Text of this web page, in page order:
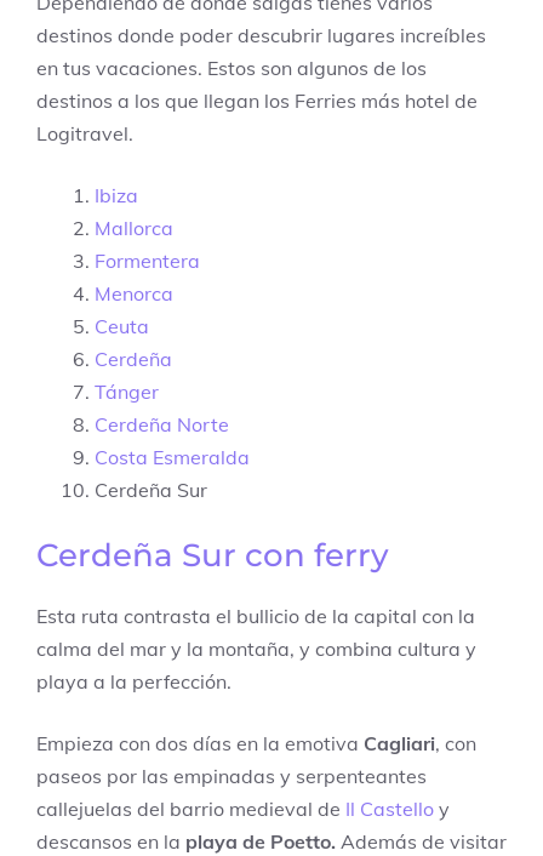
destinos donde poder descubrir lugares increíbles
en tus vacaciones. Estos son algunos de los
destinos a los que llegan los Ferries más hotel de
Logitravel.
Ibiza
Mallorca
Formentera
Menorca
Ceuta
Cerdeña
Tánger
Cerdeña Norte
Costa Esmeralda
Cerdeña Sur
Cerdeña Sur con ferry
Esta ruta contrasta el bullicio de la capital con la
calma del mar y la montaña, y combina cultura y
playa a la perfección.
Empieza con dos días en la emotiva Cagliari, con
paseos por las empinadas y serpenteantes
callejuelas del barrio medieval de Il Castello y
descansos en la playa de Poetto. Además de visitar